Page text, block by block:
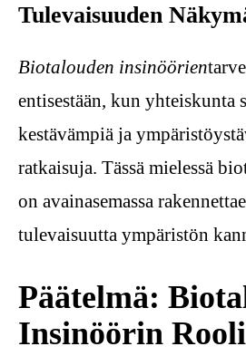
Tulevaisuuden
Biotalouden insinöörien
entisestään, kun
kestävämpiä ja
ratkaisuja. Tässä mielessä
on avainasemassa
tulevaisuutta ympäristön
Päätelmä:
Insinöörin Rooli